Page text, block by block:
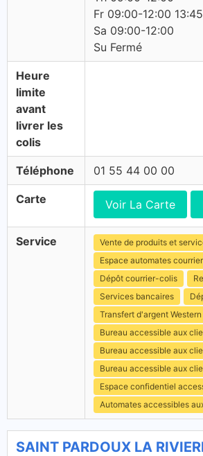
Fr 09:00-12:00
Sa 09:00-12:00
Su Fermé
Heure
limite
avant
livrer les
colis
Téléphone 01 55 44 00 00
Carte Voir La Carte
Service
Vente de produits et
Espace automates
Dépôt courrier-colis
Services bancaires
Transfert d'argent
Bureau accessible aux
Bureau accessible aux
Bureau accessible aux
Espace confidentiel
Automates accessibles
SAINT PARDOUX LA